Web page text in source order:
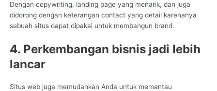
Dengan copywriting, landing page yang menarik, dan juga
didorong dengan keterangan contact yang detail karenanya
sebuah situs dapat dipakai untuk membangun brand.
4. Perkembangan bisnis jadi lebih
lancar
Situs web juga memudahkan Anda untuk memantau